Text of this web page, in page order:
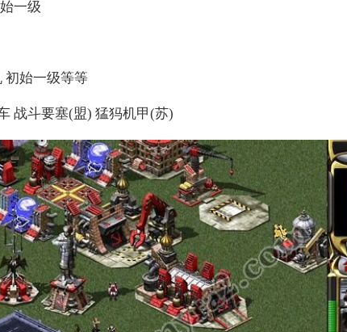
一级
始一级等等
战斗要塞(盟) 猛犸机甲(苏)